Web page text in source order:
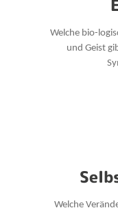
Welche bio-
und Geist
Welche